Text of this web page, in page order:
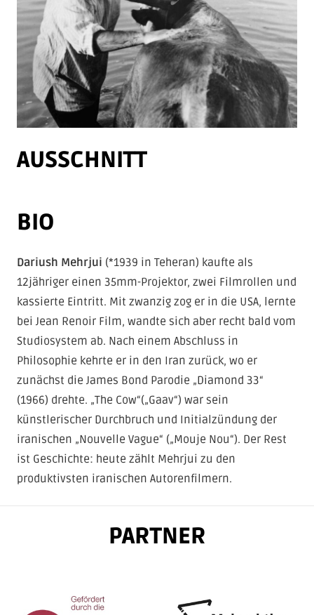
AUSSCHNITT
Indem Sie dieses Video laden, stimmen Sie
akzeptieren die Verwendung von Cookies.
Immer Vimeo-Videos auf allen Seiten
VIDEO LADEN
BIO
Dariush Mehrjui (*1939 in Teheran) kaufte als
12jähriger einen 35mm-Projektor, zwei Filmrollen und
kassierte Eintritt. Mit zwanzig zog er in die USA, lernte
bei Jean Renoir Film, wandte sich aber recht bald vom
Studiosystem ab. Nach einem Abschluss in
Philosophie kehrte er in den Iran zurück, wo er
zunächst die James Bond Parodie „Diamond 33“
(1966) drehte. „The Cow“(„Gaav“) war sein
künstlerischer Durchbruch und Initialzündung der
iranischen „Nouvelle Vague“ („Mouje Nou“). Der Rest
ist Geschichte: heute zählt Mehrjui zu den
produktivsten iranischen Autorenfilmern.
PARTNER